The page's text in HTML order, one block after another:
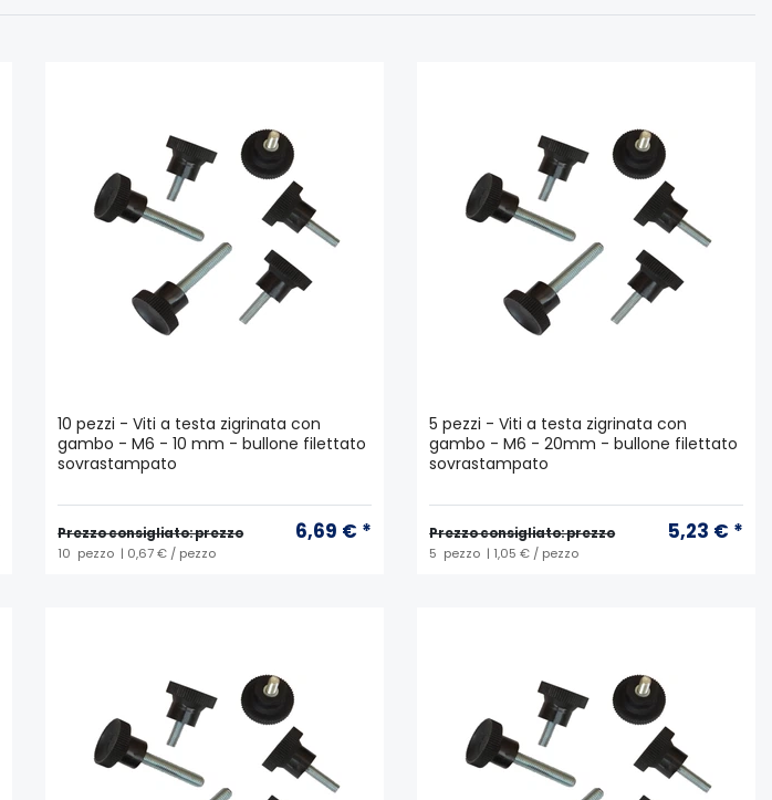
10 pezzi - Viti a testa zigrinata con
gambo - M6 - 10 mm - bullone filettato
sovrastampato
Prezzo consigliato: prezzo 6,69 € *
10 pezzo | 0,67 € / pezzo
5 pezzi - Viti a testa zigrinata con
gambo - M6 - 20mm - bullone filettato
sovrastampato
Prezzo consigliato: prezzo 5,23 € *
5 pezzo | 1,05 € / pezzo